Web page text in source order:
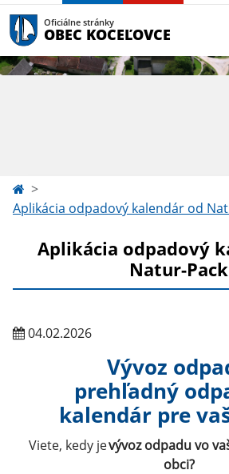
Oficiálne stránky
OBEC KOCEĽOVCE
Aplikácia odpadový kalendár od
Aplikácia odpadový
Natur-Pack
04.02.2026
Vývoz
prehľadný
kalendár pre
Viete, kedy jevývoz odpadu vo
obci?